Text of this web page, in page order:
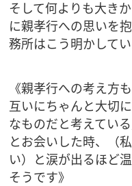
そして何よりも大き
に親孝行への思いを
務所はこう明かしてい
《親孝行への考え方
互いにちゃんと大切
なものだと考えてい
とお会いした時、（
い）と涙が出るほど
そうです》